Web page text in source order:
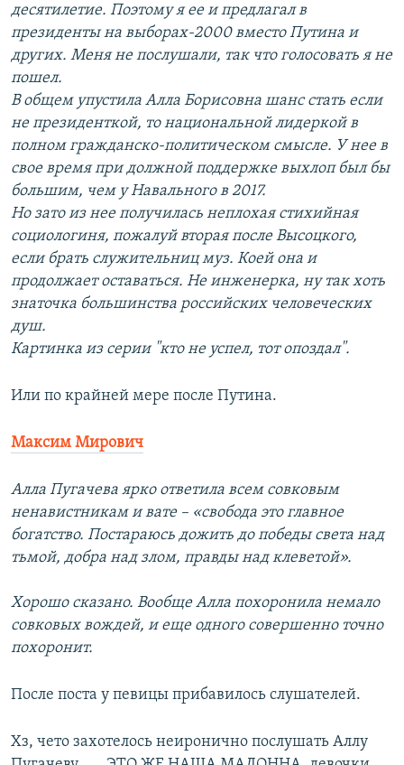
десятилетие. Поэтому я ее и предлагал в
президенты на выборах-2000 вместо Путина и
других. Меня не послушали, так что голосовать я не
пошел.
В общем упустила Алла Борисовна шанс стать если
не президенткой, то национальной лидеркой в
полном гражданско-политическом смысле. У нее в
свое время при должной поддержке выхлоп был бы
большим, чем у Навального в 2017.
Но зато из нее получилась неплохая стихийная
социологиня, пожалуй вторая после Высоцкого,
если брать служительниц муз. Коей она и
продолжает оставаться. Не инженерка, ну так хоть
знаточка большинства российских человеческих
душ.
Картинка из серии "кто не успел, тот опоздал".
Или по крайней мере после Путина.
Максим Мирович
Алла Пугачева ярко ответила всем совковым
ненавистникам и вате – «свобода это главное
богатство. Постараюсь дожить до победы света над
тьмой, добра над злом, правды над клеветой».
Хорошо сказано. Вообще Алла похоронила немало
совковых вождей, и еще одного совершенно точно
похоронит.
После поста у певицы прибавилось слушателей.
Хз, чето захотелось неиронично послушать Аллу